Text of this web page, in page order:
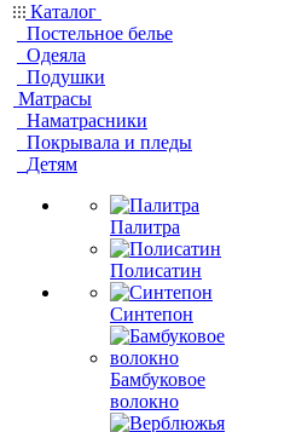
Каталог
Постельное белье
Одеяла
Подушки
Матрасы
Наматрасники
Покрывала и пледы
Детям
Палитра
Полисатин
Синтепон
Бамбуковое
волокно